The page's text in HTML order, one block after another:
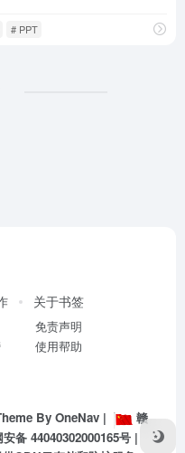
# PPT
关于书签
免责声明
使用帮助
By OneNav|
赣
备 44040302000165号|